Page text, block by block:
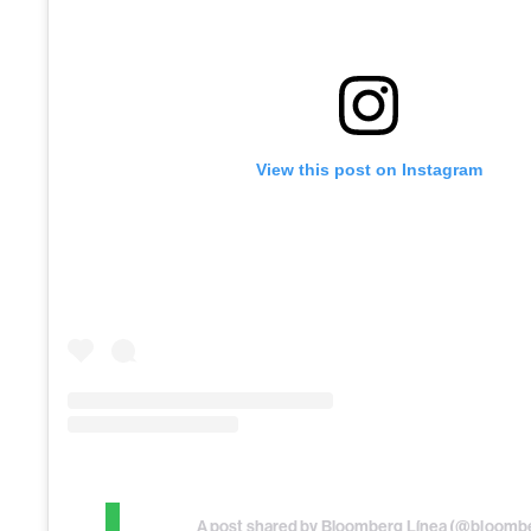
View this post on Instagram
A post shared by Bloomberg Línea